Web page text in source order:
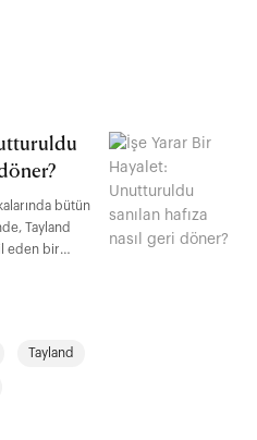
bütün
Tayland
eden bir
hafızasını
Filmin
Tayland